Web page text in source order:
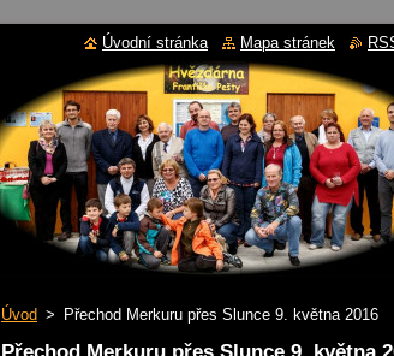
Úvod > Přechod Merkuru přes Slunce 9. května 2016
Úvodní stránka Mapa stránek